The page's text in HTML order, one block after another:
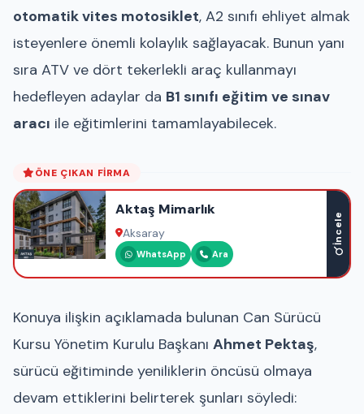
otomatik vites motosiklet, A2 sınıfı ehliyet almak
isteyenlere önemli kolaylık sağlayacak. Bunun yanı
sıra ATV ve dört tekerlekli araç kullanmayı
hedefleyen adaylar da B1 sınıfı eğitim ve sınav
aracı ile eğitimlerini tamamlayabilecek.
ÖNE ÇIKAN FIRMA
Aktaş Mimarlık
Aksaray
WhatsApp Ara
İncele
Konuya ilişkin açıklamada bulunan Can Sürücü
Kursu Yönetim Kurulu Başkanı Ahmet Pektaş,
sürücü eğitiminde yeniliklerin öncüsü olmaya
devam ettiklerini belirterek şunları söyledi: